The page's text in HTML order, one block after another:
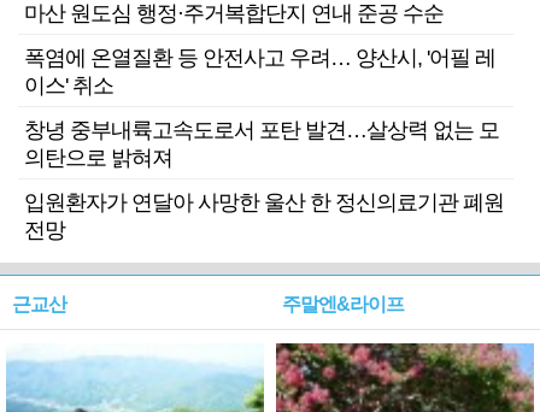
마산 원도심 행정·주거복합단지 연내 준공 수순
폭염에 온열질환 등 안전사고 우려… 양산시, '어필 레
이스' 취소
창녕 중부내륙고속도로서 포탄 발견…살상력 없는 모
의탄으로 밝혀져
입원환자가 연달아 사망한 울산 한 정신의료기관 폐원
전망
근교산 주말엔&라이프